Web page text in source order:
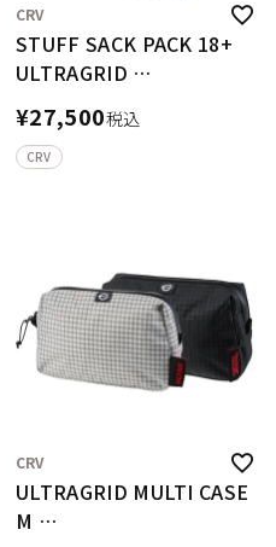
CRV
STUFF SACK PACK 18+
ULTRAGRID
プラス ウルトラグリッド
¥27,500税込
CRV
CRV
ULTRAGRID MULTI CASE
M